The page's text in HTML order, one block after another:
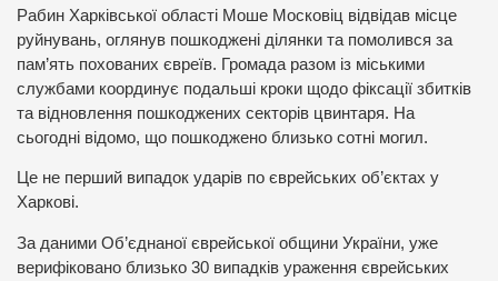
Рабин Харківської області Моше Московіц відвідав місце
руйнувань, оглянув пошкоджені ділянки та помолився за
пам’ять похованих євреїв. Громада разом із міськими
службами координує подальші кроки щодо фіксації збитків
та відновлення пошкоджених секторів цвинтаря. На
сьогодні відомо, що пошкоджено близько сотні могил.
Це не перший випадок ударів по єврейських об’єктах у
Харкові.
За даними Об’єднаної єврейської общини України, уже
верифіковано близько 30 випадків ураження єврейських